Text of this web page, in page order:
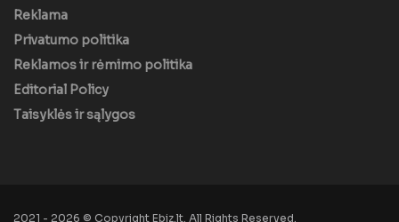
Reklama
Privatumo politika
Reklamos ir rėmimo politika
Editorial Policy
Taisyklės ir sąlygos
2021 - 2026 © Copyright Ebiz.lt. All Rights Reserved.